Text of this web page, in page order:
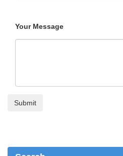
Your Message